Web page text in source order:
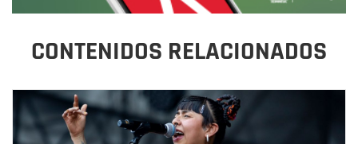
CONTENIDOS RELACIONADOS